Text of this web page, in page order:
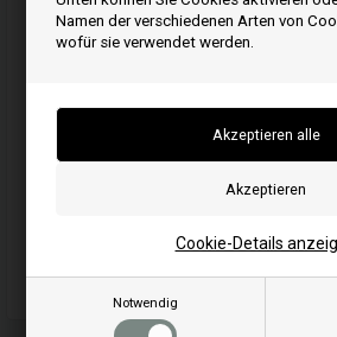
Namen der verschiedenen Arten von
wofür sie verwendet werden.
Notwendig
Cookie-Details
Stück 18,00 EUR
Artikelnummer: 690744
Passend für Maschinen-/